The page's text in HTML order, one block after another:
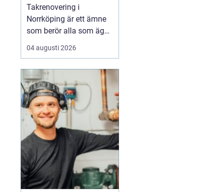
Takrenovering i
Norrköping är ett ämne
som berör alla som äger
hus, radhus eller
flerfamiljshus i området.
viktigaste skydd mot
regn, snö och fukt, och
en i tid genomförd
renovering kan sp...
04 augusti 2026